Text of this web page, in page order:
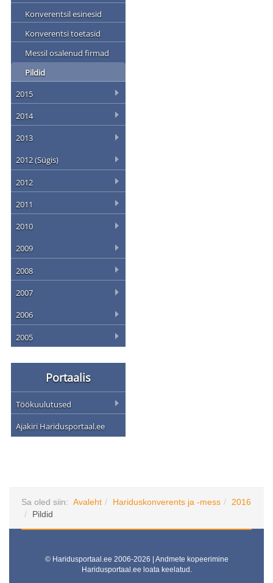
Konverentsil esinesid
Konverentsi toetasid
Messil osalenud firmad
Pildid
2015
2014
2013
2012 (Sügis)
2012
2011
2010
2009
2008
2007
2006
2005
Portaalis
Töökuulutused
Ajakiri Haridusportaal.ee
Sa oled siin: Avaleht Hariduskonverents ja -mess
2016
Pildid
© Haridusportaal.ee 2006-2026 | Andmete kopeerimine
Haridusportaal.ee loata keelatud.